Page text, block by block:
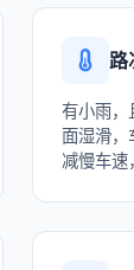
路
有小雨，
面湿滑，
减慢车速